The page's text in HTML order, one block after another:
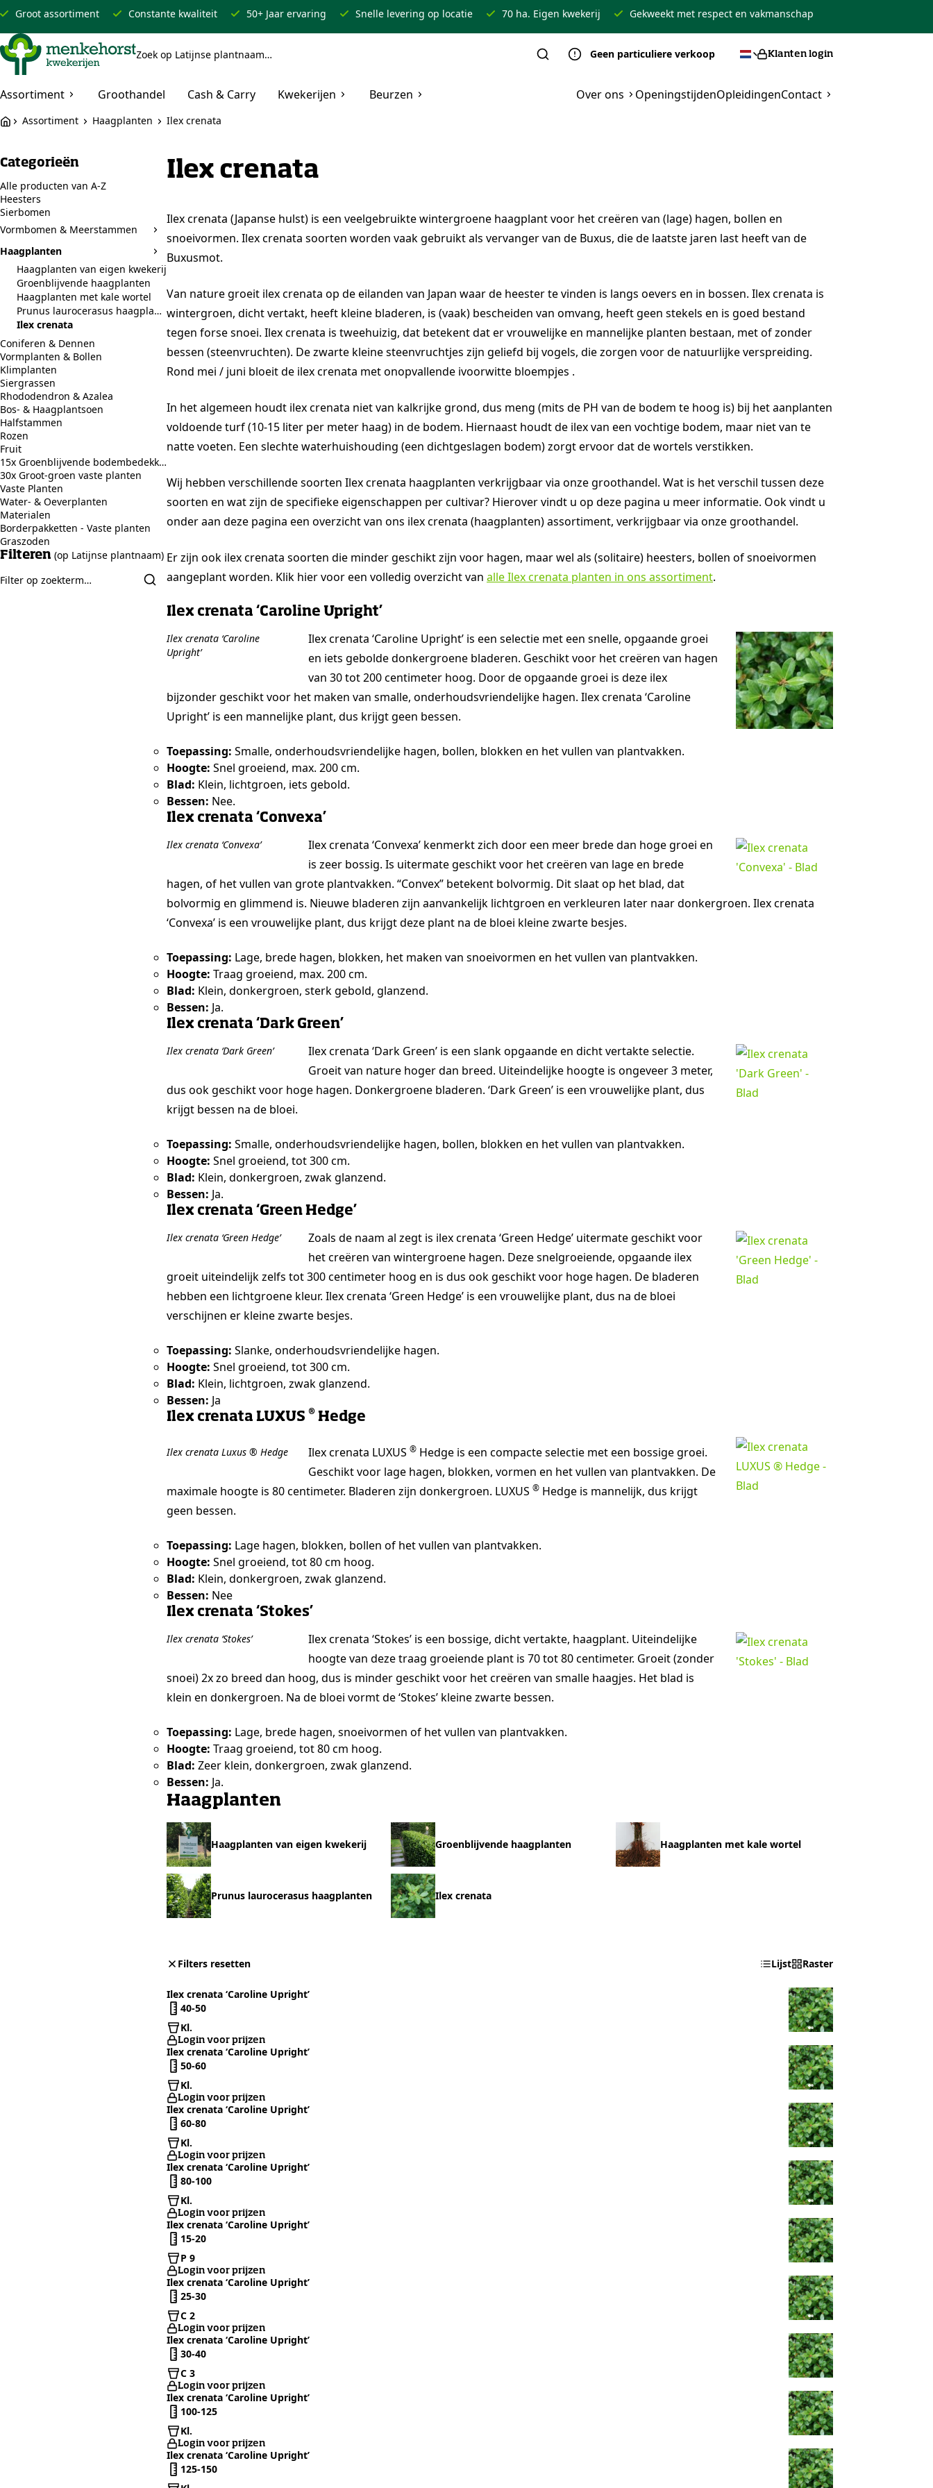
Groot assortiment Constante kwaliteit 50+ Jaar ervaring Snelle levering op locatie 70 ha. Eigen kwekerij Gekweekt met respect en vakmanschap
Geen particuliere verkoop Klanten login
Assortiment Groothandel Cash & Carry Kwekerijen Beurzen Over ons OpeningstijdenOpleidingenContact
Assortiment Haagplanten Ilex crenata
Categorieën
Alle producten van A-Z
Heesters
Sierbomen
Vormbomen & Meerstammen
Subcategorieën weergeven voor Vormbomen & Meerstammen
Haagplanten Subcategorieën weergeven voor Haagplanten
Haagplanten van eigen kwekerij
Groenblijvende haagplanten
Haagplanten met kale wortel
Prunus laurocerasus haagplanten
Ilex crenata
Coniferen & Dennen
Vormplanten & Bollen
Klimplanten
Siergrassen
Rhododendron & Azalea
Bos- & Haagplantsoen
Halfstammen
Rozen
Fruit
15x Groenblijvende bodembedekkers
30x Groot-groen vaste planten
Vaste Planten
Water- & Oeverplanten
Materialen
Borderpakketten - Vaste planten
Graszoden
Filteren (op Latijnse plantnaam)
Ilex crenata
Ilex crenata (Japanse hulst) is een veelgebruikte wintergroene haagplant voor het creëren van (lage) hagen, bollen en
snoeivormen. Ilex crenata soorten worden vaak gebruikt als vervanger van de Buxus, die de laatste jaren last heeft van de
Buxusmot.
Van nature groeit ilex crenata op de eilanden van Japan waar de heester te vinden is langs oevers en in bossen. Ilex crenata is
wintergroen, dicht vertakt, heeft kleine bladeren, is (vaak) bescheiden van omvang, heeft geen stekels en is goed bestand
tegen forse snoei. Ilex crenata is tweehuizig, dat betekent dat er vrouwelijke en mannelijke planten bestaan, met of zonder
bessen (steenvruchten). De zwarte kleine steenvruchtjes zijn geliefd bij vogels, die zorgen voor de natuurlijke verspreiding.
Rond mei / juni bloeit de ilex crenata met onopvallende ivoorwitte bloempjes .
In het algemeen houdt ilex crenata niet van kalkrijke grond, dus meng (mits de PH van de bodem te hoog is) bij het aanplanten
voldoende turf (10-15 liter per meter haag) in de bodem. Hiernaast houdt de ilex van een vochtige bodem, maar niet van te
natte voeten. Een slechte waterhuishouding (een dichtgeslagen bodem) zorgt ervoor dat de wortels verstikken.
Wij hebben verschillende soorten Ilex crenata haagplanten verkrijgbaar via onze groothandel. Wat is het verschil tussen deze
soorten en wat zijn de specifieke eigenschappen per cultivar? Hierover vindt u op deze pagina u meer informatie. Ook vindt u
onder aan deze pagina een overzicht van ons ilex crenata (haagplanten) assortiment, verkrijgbaar via onze groothandel.
Er zijn ook ilex crenata soorten die minder geschikt zijn voor hagen, maar wel als (solitaire) heesters, bollen of snoeivormen
aangeplant worden. Klik hier voor een volledig overzicht van alle Ilex crenata planten in ons assortiment.
Ilex crenata ‘Caroline Upright’
Ilex crenata ‘Caroline
Upright’
Ilex crenata ‘Caroline Upright’ is een selectie met een snelle, opgaande groei
en iets gebolde donkergroene bladeren. Geschikt voor het creëren van hagen
van 30 tot 200 centimeter hoog. Door de opgaande groei is deze ilex
bijzonder geschikt voor het maken van smalle, onderhoudsvriendelijke hagen. Ilex crenata ‘Caroline
Upright’ is een mannelijke plant, dus krijgt geen bessen.
Toepassing: Smalle, onderhoudsvriendelijke hagen, bollen, blokken en het vullen van plantvakken.
Hoogte: Snel groeiend, max. 200 cm.
Blad: Klein, lichtgroen, iets gebold.
Bessen: Nee.
Ilex crenata ‘Convexa’
Ilex crenata ‘Convexa’
Ilex crenata ‘Convexa’ kenmerkt zich door een meer brede dan hoge groei en
is zeer bossig. Is uitermate geschikt voor het creëren van lage en brede
hagen, of het vullen van grote plantvakken. “Convex” betekent bolvormig. Dit slaat op het blad, dat
bolvormig en glimmend is. Nieuwe bladeren zijn aanvankelijk lichtgroen en verkleuren later naar donkergroen. Ilex crenata
‘Convexa’ is een vrouwelijke plant, dus krijgt deze plant na de bloei kleine zwarte besjes.
Toepassing: Lage, brede hagen, blokken, het maken van snoeivormen en het vullen van plantvakken.
Hoogte: Traag groeiend, max. 200 cm.
Blad: Klein, donkergroen, sterk gebold, glanzend.
Bessen: Ja.
Ilex crenata ‘Dark Green’
Ilex crenata ‘Dark Green’
Ilex crenata ‘Dark Green’ is een slank opgaande en dicht vertakte selectie.
Groeit van nature hoger dan breed. Uiteindelijke hoogte is ongeveer 3 meter,
dus ook geschikt voor hoge hagen. Donkergroene bladeren. ‘Dark Green’ is een vrouwelijke plant, dus
krijgt bessen na de bloei.
Toepassing: Smalle, onderhoudsvriendelijke hagen, bollen, blokken en het vullen van plantvakken.
Hoogte: Snel groeiend, tot 300 cm.
Blad: Klein, donkergroen, zwak glanzend.
Bessen: Ja.
Ilex crenata ‘Green Hedge’
Ilex crenata ‘Green Hedge’
Zoals de naam al zegt is ilex crenata ‘Green Hedge’ uitermate geschikt voor
het creëren van wintergroene hagen. Deze snelgroeiende, opgaande ilex
groeit uiteindelijk zelfs tot 300 centimeter hoog en is dus ook geschikt voor hoge hagen. De bladeren
hebben een lichtgroene kleur. Ilex crenata ‘Green Hedge’ is een vrouwelijke plant, dus na de bloei
verschijnen er kleine zwarte besjes.
Toepassing: Slanke, onderhoudsvriendelijke hagen.
Hoogte: Snel groeiend, tot 300 cm.
Blad: Klein, lichtgroen, zwak glanzend.
Bessen: Ja
Ilex crenata LUXUS ® Hedge
Ilex crenata Luxus ® Hedge Ilex crenata LUXUS ® Hedge is een compacte selectie met een bossige groei.
Geschikt voor lage hagen, blokken, vormen en het vullen van plantvakken. De
maximale hoogte is 80 centimeter. Bladeren zijn donkergroen. LUXUS ® Hedge is mannelijk, dus krijgt
geen bessen.
Toepassing: Lage hagen, blokken, bollen of het vullen van plantvakken.
Hoogte: Snel groeiend, tot 80 cm hoog.
Blad: Klein, donkergroen, zwak glanzend.
Bessen: Nee
Ilex crenata ‘Stokes’
Ilex crenata ‘Stokes’
Ilex crenata ‘Stokes’ is een bossige, dicht vertakte, haagplant. Uiteindelijke
hoogte van deze traag groeiende plant is 70 tot 80 centimeter. Groeit (zonder
snoei) 2x zo breed dan hoog, dus is minder geschikt voor het creëren van smalle haagjes. Het blad is
klein en donkergroen. Na de bloei vormt de ‘Stokes’ kleine zwarte bessen.
Toepassing: Lage, brede hagen, snoeivormen of het vullen van plantvakken.
Hoogte: Traag groeiend, tot 80 cm hoog.
Blad: Zeer klein, donkergroen, zwak glanzend.
Bessen: Ja.
Haagplanten
Haagplanten van eigen kwekerij Groenblijvende haagplanten Haagplanten met kale wortel
Prunus laurocerasus haagplanten Ilex crenata
Filters resetten Lijst Raster
Ilex crenata ‘Caroline Upright’
40-50
Kl.
Login voor prijzen
Ilex crenata ‘Caroline Upright’
50-60
Kl.
Login voor prijzen
Ilex crenata ‘Caroline Upright’
60-80
Kl.
Login voor prijzen
Ilex crenata ‘Caroline Upright’
80-100
Kl.
Login voor prijzen
Ilex crenata ‘Caroline Upright’
15-20
P 9
Login voor prijzen
Ilex crenata ‘Caroline Upright’
25-30
C 2
Login voor prijzen
Ilex crenata ‘Caroline Upright’
30-40
C 3
Login voor prijzen
Ilex crenata ‘Caroline Upright’
100-125
Kl.
Login voor prijzen
Ilex crenata ‘Caroline Upright’
125-150